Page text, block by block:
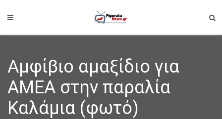
Αμφίβιο αμαξίδιο για
ΑΜΕΑ στην παραλία
Καλάμια (φωτό)